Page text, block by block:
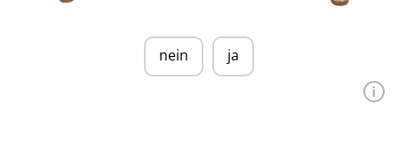
nein ja